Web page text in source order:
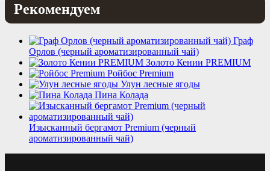
Рекомендуем
Граф
Орлов (черный ароматизированный чай)
Золото Кении PREMIUM
Ройбос Premium
Улун лесные ягоды
Пина Колада
Изысканный бергамот Premium (черный
ароматизированный чай)